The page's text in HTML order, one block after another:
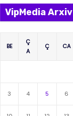
VipMedia Arxiv
BE
Ç
A
Ç CA
3 4 5 6